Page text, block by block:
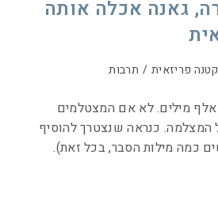
גאנה אכלה אותה
קטנה פריזאית / תרבות
מילים. לא אם המצטלמים
המצלמה. כנראה שנצטרך להוסיף
כמה מילות הסבר, בכל זאת).